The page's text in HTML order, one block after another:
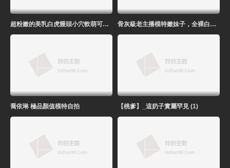
超粉嫩的美乳白虎饅頭小穴軟萌可愛把持不住花式暴操 骨灰級老主播模特嫩妹子，全裸白皙皮膚劇情無套啪啪做愛銷魂口交
喬依琳 極品顏值模特自拍 【桃爹】_這奶子實屬罕見 (1)